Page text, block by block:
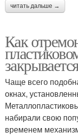
читать дальше →
Как
Чаще всего
окнах,
набирали свою
временем